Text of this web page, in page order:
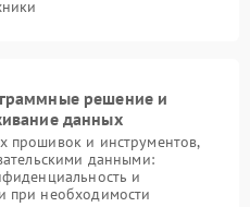
решение и
данных
прошивок и инструментов,
данными:
и
при необходимости